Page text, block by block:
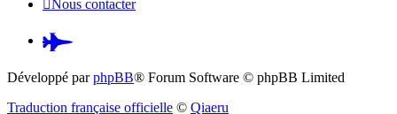
Nous contacter
Pardus.at
(S’ouvre
Développé parphpBB® Forum Software © phpBB Limited
Traduction française officielle © Qiaeru